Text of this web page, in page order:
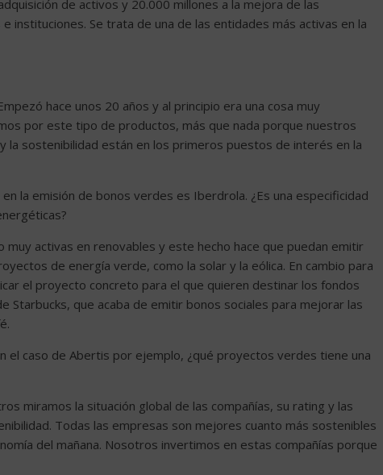
de activos y 20.000 millones a la mejora de las
instituciones. Se trata de una de las entidades más activas en la
hace unos 20 años y al principio era una cosa muy
por este tipo de productos, más que nada porque nuestros
la sostenibilidad están en los primeros puestos de interés en la
en la emisión de bonos verdes es Iberdrola. ¿Es una especificidad
muy activas en renovables y este hecho hace que puedan emitir
de energía verde, como la solar y la eólica. En cambio para
el proyecto concreto para el que quieren destinar los fondos
Starbucks, que acaba de emitir bonos sociales para mejorar las
el caso de Abertis por ejemplo, ¿qué proyectos verdes tiene una
miramos la situación global de las compañías, su rating y las
Todas las empresas son mejores cuanto más sostenibles
del mañana. Nosotros invertimos en estas compañías porque